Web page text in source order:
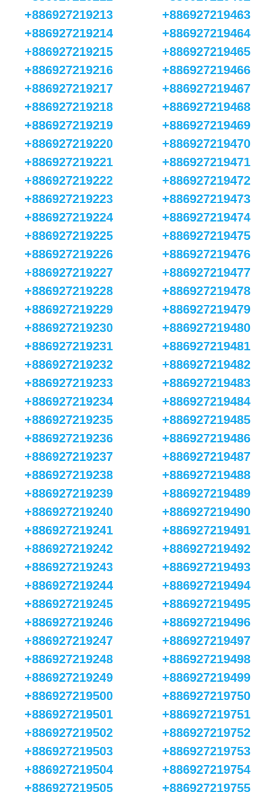
+886927219213
+886927219214
+886927219215
+886927219216
+886927219217
+886927219218
+886927219219
+886927219220
+886927219221
+886927219222
+886927219223
+886927219224
+886927219225
+886927219226
+886927219227
+886927219228
+886927219229
+886927219230
+886927219231
+886927219232
+886927219233
+886927219234
+886927219235
+886927219236
+886927219237
+886927219238
+886927219239
+886927219240
+886927219241
+886927219242
+886927219243
+886927219244
+886927219245
+886927219246
+886927219247
+886927219248
+886927219249
+886927219463
+886927219464
+886927219465
+886927219466
+886927219467
+886927219468
+886927219469
+886927219470
+886927219471
+886927219472
+886927219473
+886927219474
+886927219475
+886927219476
+886927219477
+886927219478
+886927219479
+886927219480
+886927219481
+886927219482
+886927219483
+886927219484
+886927219485
+886927219486
+886927219487
+886927219488
+886927219489
+886927219490
+886927219491
+886927219492
+886927219493
+886927219494
+886927219495
+886927219496
+886927219497
+886927219498
+886927219499
+886927219500
+886927219501
+886927219502
+886927219503
+886927219504
+886927219505
+886927219750
+886927219751
+886927219752
+886927219753
+886927219754
+886927219755